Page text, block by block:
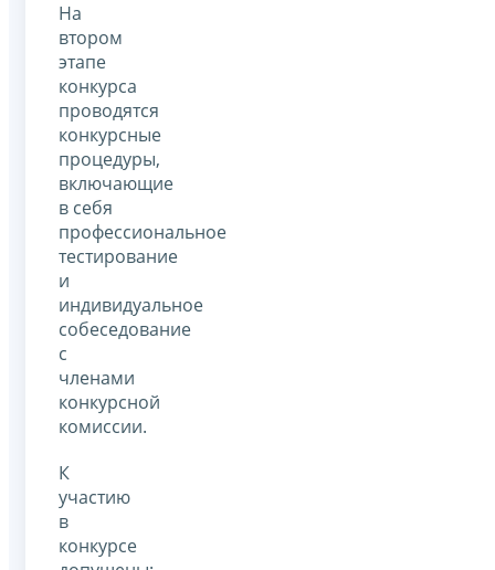
На
втором
этапе
конкурса
проводятся
конкурсные
процедуры,
включающие
в себя
профессиональное
тестирование
и
индивидуальное
собеседование
с
членами
конкурсной
комиссии.
К
участию
в
конкурсе